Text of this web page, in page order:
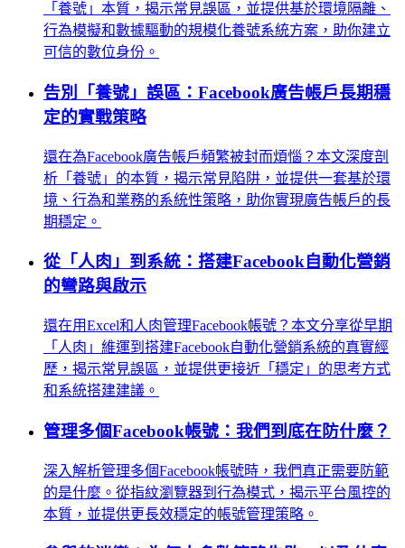
「養號」本質，揭示常見誤區，並提供基於環境隔離、
行為模擬和數據驅動的規模化養號系統方案，助你建立
可信的數位身份。
告別「養號」誤區：Facebook廣告帳戶長期穩
定的實戰策略
還在為Facebook廣告帳戶頻繁被封而煩惱？本文深度剖
析「養號」的本質，揭示常見陷阱，並提供一套基於環
境、行為和業務的系統性策略，助你實現廣告帳戶的長
期穩定。
從「人肉」到系統：搭建Facebook自動化營銷
的彎路與啟示
還在用Excel和人肉管理Facebook帳號？本文分享從早期
「人肉」維運到搭建Facebook自動化營銷系統的真實經
歷，揭示常見誤區，並提供更接近「穩定」的思考方式
和系統搭建建議。
管理多個Facebook帳號：我們到底在防什麼？
深入解析管理多個Facebook帳號時，我們真正需要防範
的是什麼。從指紋瀏覽器到行為模式，揭示平台風控的
本質，並提供更長效穩定的帳號管理策略。